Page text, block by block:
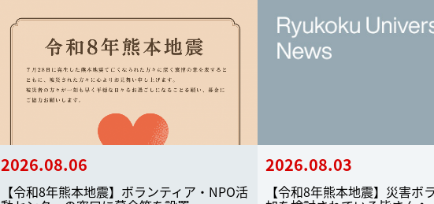
2026.08.06
【令和8年熊本地震】ボランティア・NPO活
2026.08.03
【令和8年熊本地震】災害ボ